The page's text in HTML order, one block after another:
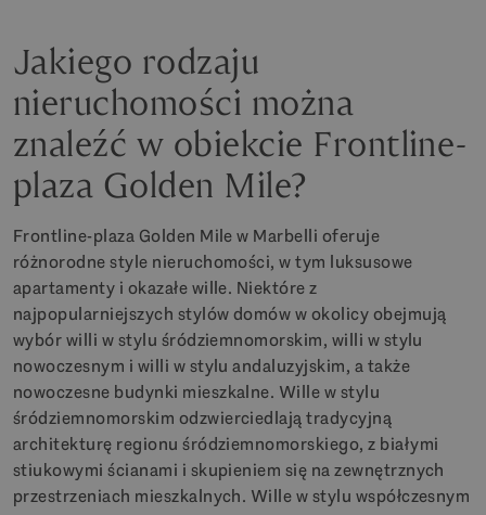
Jakiego rodzaju
nieruchomości można
znaleźć w obiekcie Frontline-
plaza Golden Mile?
Frontline-plaza Golden Mile w Marbelli oferuje
różnorodne style nieruchomości, w tym luksusowe
apartamenty i okazałe wille. Niektóre z
najpopularniejszych stylów domów w okolicy obejmują
wybór willi w stylu śródziemnomorskim, willi w stylu
nowoczesnym i willi w stylu andaluzyjskim, a także
nowoczesne budynki mieszkalne. Wille w stylu
śródziemnomorskim odzwierciedlają tradycyjną
architekturę regionu śródziemnomorskiego, z białymi
stiukowymi ścianami i skupieniem się na zewnętrznych
przestrzeniach mieszkalnych. Wille w stylu współczesnym